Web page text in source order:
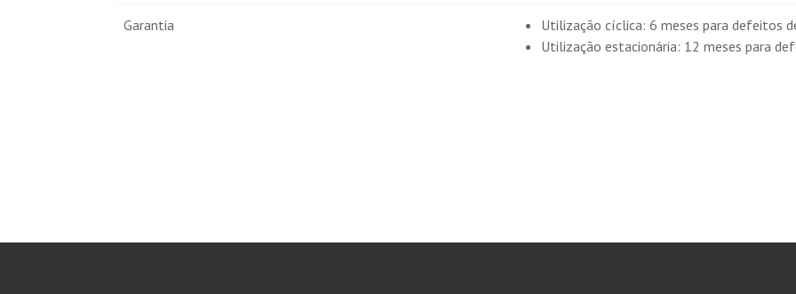
Garantia
Utilização cíclica: 6 meses para defeitos
Utilização estacionária: 12 meses para